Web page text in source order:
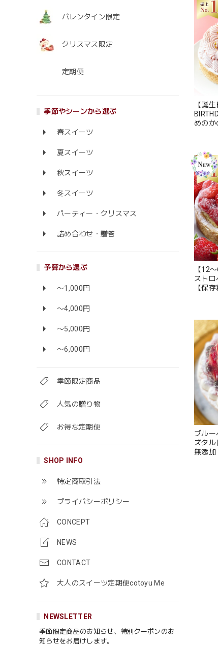
バレンタイン限定
クリスマス限定
定期便
季節やシーンから選ぶ
春スイーツ
夏スイーツ
秋スイーツ
冬スイーツ
パーティー・クリスマス
詰め合わせ・贈答
予算から選ぶ
〜1,000円
〜4,000円
〜5,000円
〜6,000円
季節限定商品
人気の贈り物
お得な定期便
SHOP INFO
特定商取引法
プライバシーポリシー
CONCEPT
NEWS
CONTACT
大人のスイーツ定期便cotoyu Me
NEWSLETTER
季節限定商品のお知らせ、特別クーポンのお
知らせをお届けします。
【誕
めのか
(8名
お中
料】
【12
スト
【保
ツ お
ブルー
ズタ
無添加
中元